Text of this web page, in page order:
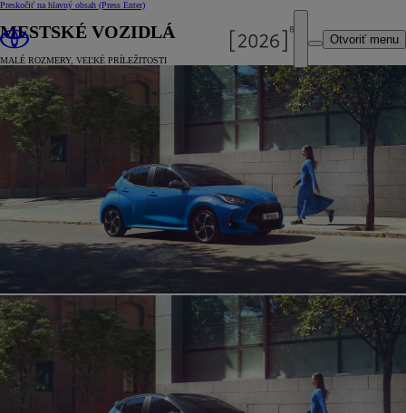
Preskočiť na hlavný obsah (Press Enter)
Otvoriť menu
MESTSKÉ VOZIDLÁ
MALÉ ROZMERY, VEĽKÉ PRÍLEŽITOSTI